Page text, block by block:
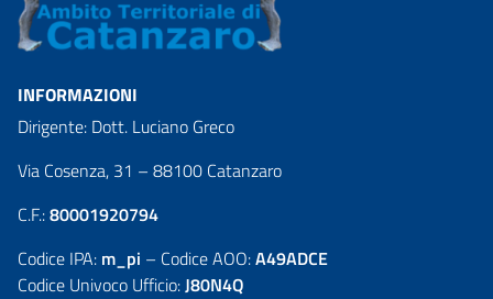
INFORMAZIONI
Dirigente: Dott. Luciano Greco
Via Cosenza, 31 – 88100 Catanzaro
C.F.:80001920794
Codice IPA: m_pi – Codice AOO:A49ADCE
Codice Univoco Ufficio:J80N4Q